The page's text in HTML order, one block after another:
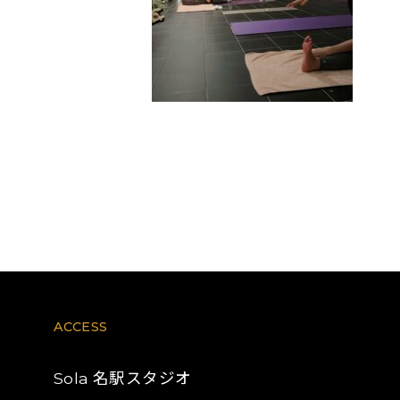
ACCESS
Sola 名駅スタジオ